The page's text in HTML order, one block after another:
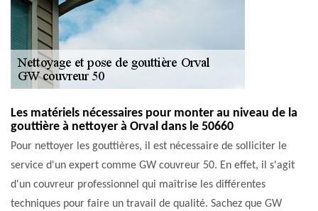
Les matériels nécessaires pour monter au niveau de la
gouttière à nettoyer à Orval dans le 50660
Pour nettoyer les gouttières, il est nécessaire de solliciter le
service d'un expert comme GW couvreur 50. En effet, il s'agit
d'un couvreur professionnel qui maîtrise les différentes
techniques pour faire un travail de qualité. Sachez que GW